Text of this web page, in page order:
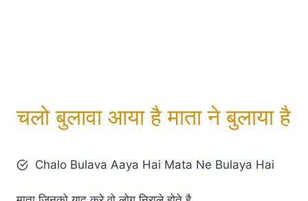
चलो बुलावा आया है माता ने बुलाया है
Chalo Bulava Aaya Hai Mata Ne Bulaya Hai